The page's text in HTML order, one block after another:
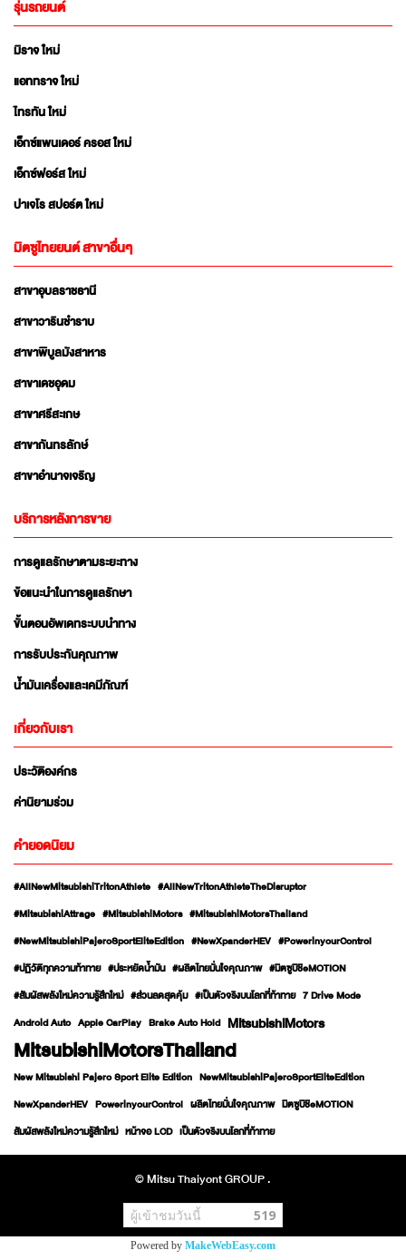
รุ่นรถยนต์
มิราจ ใหม่
แอททราจ ใหม่
ไทรทัน ใหม่
เอ็กซ์แพนเดอร์ ครอส ใหม่
เอ็กซ์ฟอร์ส ใหม่
ปาเจโร สปอร์ต ใหม่
มิตซูไทยยนต์ สาขาอื่นๆ
สาขาอุบลราชธานี
สาขาวารินชำราบ
สาขาพิบูลมังสาหาร
สาขาเดชอุดม
สาขาศรีสะเกษ
สาขากันทรลักษ์
สาขาอำนาจเจริญ
บริการหลังการขาย
การดูแลรักษาตามระยะทาง
ข้อแนะนำในการดูแลรักษา
ขั้นตอนอัพเดทระบบนำทาง
การรับประกันคุณภาพ
น้ำมันเครื่องและเคมีภัณฑ์
เกี่ยวกับเรา
ประวัติองค์กร
ค่านิยามร่วม
คำยอดนิยม
#AllNewMitsubishiTritonAthlete #AllNewTritonAthleteTheDisruptor
#MitsubishiAttrage #MitsubishiMotors #MitsubishiMotorsThailand
#NewMitsubishiPajeroSportEliteEdition #NewXpanderHEV #PowerinyourControl
#ปฏิวัติทุกความท้าทาย #ประหยัดน้ำมัน #ผลิตไทยมั่นใจคุณภาพ #มิตซูบิชิeMOTION
#สัมผัสพลังใหม่ความรู้สึกใหม่ #ส่วนลดสุดคุ้ม #เป็นตัวจริงบนโลกที่ท้าทาย 7 Drive Mode
Android Auto Apple CarPlay Brake Auto Hold MitsubishiMotors
MitsubishiMotorsThailand
New Mitsubishi Pajero Sport Elite Edition NewMitsubishiPajeroSportEliteEdition
NewXpanderHEV PowerinyourControl ผลิตไทยมั่นใจคุณภาพ มิตซูบิชิeMOTION
สัมผัสพลังใหม่ความรู้สึกใหม่ หน้าจอ LCD เป็นตัวจริงบนโลกที่ท้าทาย
© Mitsu Thaiyont GROUP .
ผู้เข้าชมวันนี้ 519
Powered by MakeWebEasy.com